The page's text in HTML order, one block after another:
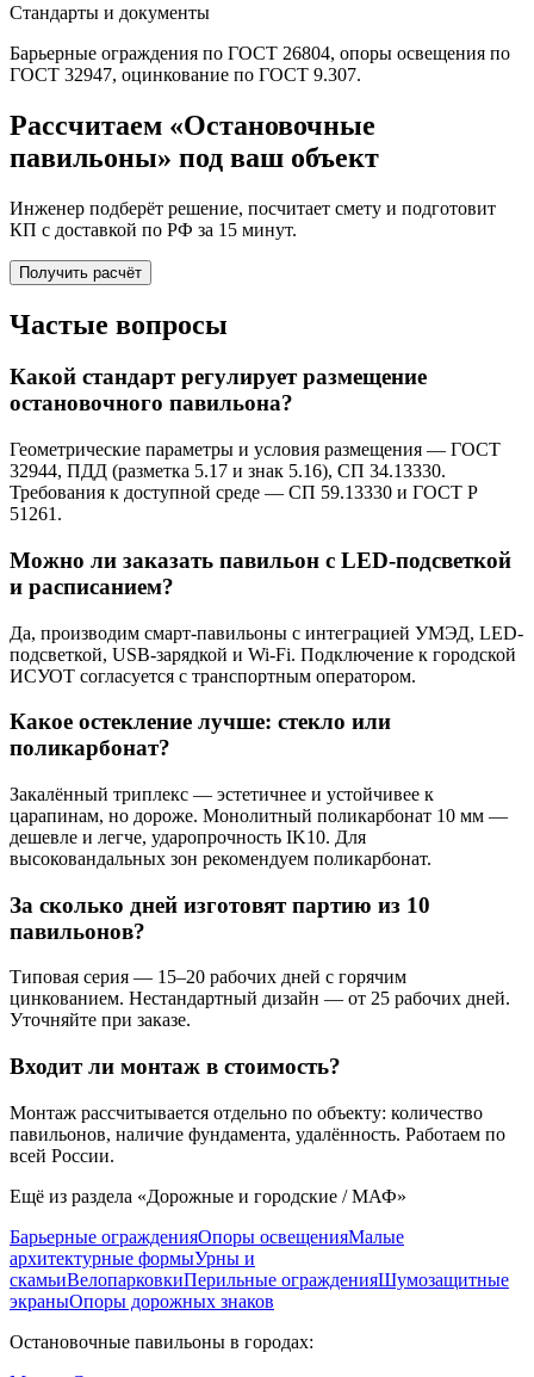
Стандарты и документы
Барьерные ограждения по ГОСТ 26804, опоры освещения по
ГОСТ 32947, оцинкование по ГОСТ 9.307.
Рассчитаем «Остановочные
павильоны» под ваш объект
Инженер подберёт решение, посчитает смету и подготовит
КП с доставкой по РФ за 15 минут.
Получить расчёт
Частые вопросы
Какой стандарт регулирует размещение
остановочного павильона?
Геометрические параметры и условия размещения — ГОСТ
32944, ПДД (разметка 5.17 и знак 5.16), СП 34.13330.
Требования к доступной среде — СП 59.13330 и ГОСТ Р
51261.
Можно ли заказать павильон с LED-подсветкой
и расписанием?
Да, производим смарт-павильоны с интеграцией УМЭД, LED-
подсветкой, USB-зарядкой и Wi-Fi. Подключение к городской
ИСУОТ согласуется с транспортным оператором.
Какое остекление лучше: стекло или
поликарбонат?
Закалённый триплекс — эстетичнее и устойчивее к
царапинам, но дороже. Монолитный поликарбонат 10 мм —
дешевле и легче, ударопрочность IK10. Для
высоковандальных зон рекомендуем поликарбонат.
За сколько дней изготовят партию из 10
павильонов?
Типовая серия — 15–20 рабочих дней с горячим
цинкованием. Нестандартный дизайн — от 25 рабочих дней.
Уточняйте при заказе.
Входит ли монтаж в стоимость?
Монтаж рассчитывается отдельно по объекту: количество
павильонов, наличие фундамента, удалённость. Работаем по
всей России.
Ещё из раздела «Дорожные и городские / МАФ»
Барьерные огражденияОпоры освещенияМалые
архитектурные формыУрны и
скамьиВелопарковкиПерильные огражденияШумозащитные
экраныОпоры дорожных знаков
Остановочные павильоны в городах: